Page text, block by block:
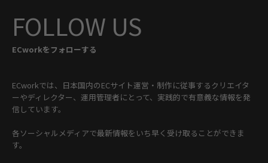
FOLLOW US
ECworkをフォローする
ECworkでは、日本国内のECサイト運営・制作に従事するクリエイタ
ーやディレクター、運用管理者にとって、実践的で有意義な情報を発
信しています。
各ソーシャルメディアで最新情報をいち早く受け取ることができま
す。